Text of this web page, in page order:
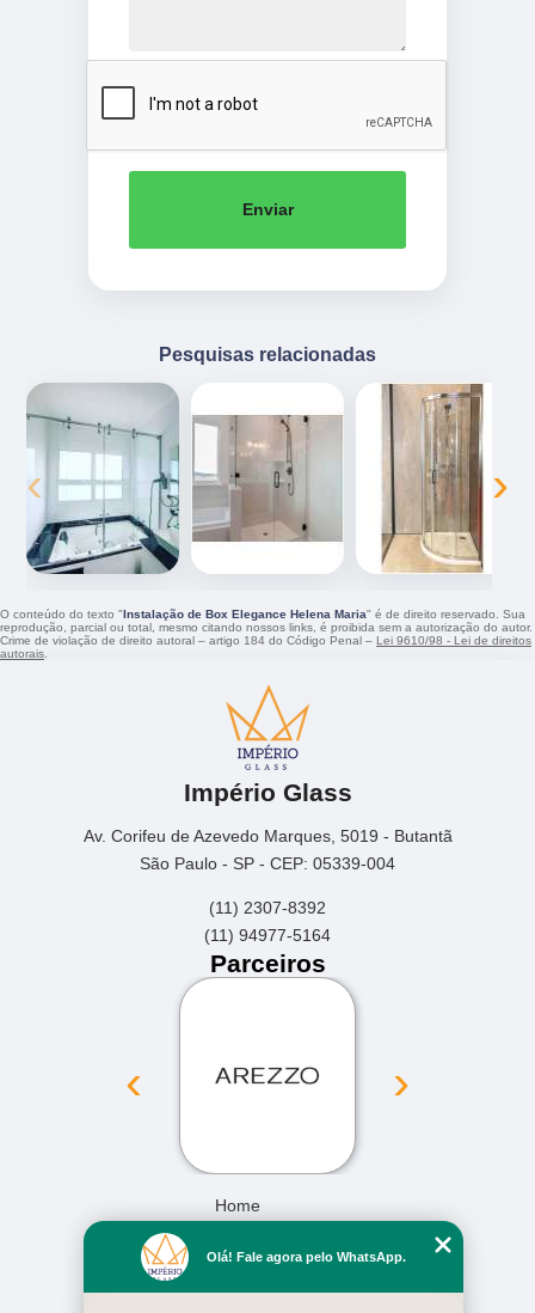
Enviar
Pesquisas relacionadas
‹ ›
O conteúdo do texto "Instalação de Box Elegance Helena Maria" é de direito reservado. Sua
reprodução, parcial ou total, mesmo citando nossos links, é proibida sem a autorização do autor.
Crime de violação de direito autoral – artigo 184 do Código Penal – Lei 9610/98 - Lei de direitos
autorais.
Império Glass
Av. Corifeu de Azevedo Marques, 5019 - Butantã
São Paulo - SP - CEP: 05339-004
(11) 2307-8392
(11) 94977-5164
Parceiros
‹ ›
Home
Missão
Serviços
Olá! Fale agora pelo WhatsApp.